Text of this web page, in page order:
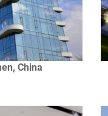
China